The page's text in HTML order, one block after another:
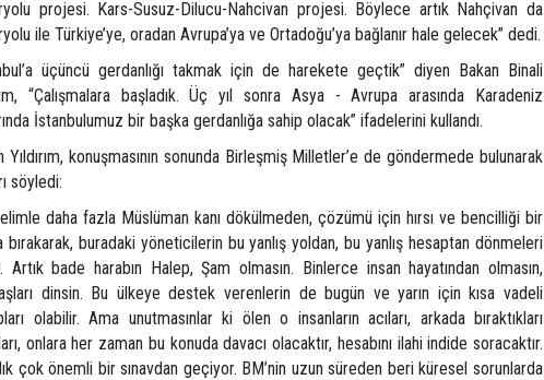
projesi. Kars-Susuz-Dilucu-Nahcivan projesi. Böylece artık Nahçivan da
ile Türkiye’ye, oradan Avrupa’ya ve Ortadoğu’ya bağlanır hale gelecek” dedi.
üçüncü gerdanlığı takmak için de harekete geçtik” diyen Bakan Binali
“Çalışmalara başladık. Üç yıl sonra Asya - Avrupa arasında Karadeniz
İstanbulumuz bir başka gerdanlığa sahip olacak” ifadelerini kullandı.
Yıldırım, konuşmasının sonunda Birleşmiş Milletler’e de göndermede bulunarak
söyledi:
daha fazla Müslüman kanı dökülmeden, çözümü için hırsı ve bencilliği bir
bırakarak, buradaki yöneticilerin bu yanlış yoldan, bu yanlış hesaptan dönmeleri
Artık bade harabın Halep, Şam olmasın. Binlerce insan hayatından olmasın,
dinsin. Bu ülkeye destek verenlerin de bugün ve yarın için kısa vadeli
olabilir. Ama unutmasınlar ki ölen o insanların acıları, arkada bıraktıkları
onlara her zaman bu konuda davacı olacaktır, hesabını ilahi indide soracaktır.
çok önemli bir sınavdan geçiyor. BM’nin uzun süreden beri küresel sorunlarda